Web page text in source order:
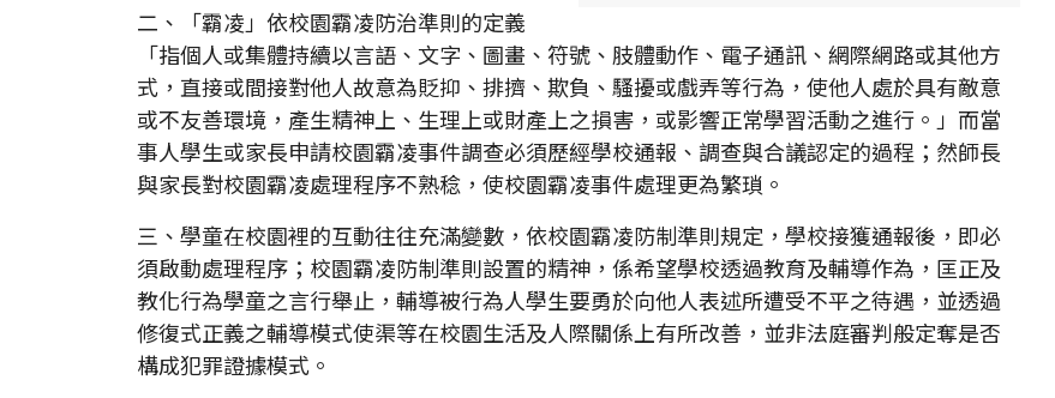
二、「霸凌」依校園霸凌防治準則的定義
「指個人或集體持續以言語、文字、圖畫、符號、肢體動作、電子通訊、網際網路或其他方
式，直接或間接對他人故意為貶抑、排擠、欺負、騷擾或戲弄等行為，使他人處於具有敵意
或不友善環境，產生精神上、生理上或財產上之損害，或影響正常學習活動之進行。」而當
事人學生或家長申請校園霸凌事件調查必須歷經學校通報、調查與合議認定的過程；然師長
與家長對校園霸凌處理程序不熟稔，使校園霸凌事件處理更為繁瑣。
三、學童在校園裡的互動往往充滿變數，依校園霸凌防制準則規定，學校接獲通報後，即必
須啟動處理程序；校園霸凌防制準則設置的精神，係希望學校透過教育及輔導作為，匡正及
教化行為學童之言行舉止，輔導被行為人學生要勇於向他人表述所遭受不平之待遇，並透過
修復式正義之輔導模式使渠等在校園生活及人際關係上有所改善，並非法庭審判般定奪是否
構成犯罪證據模式。